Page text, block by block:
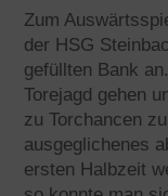
Zum
der HSG
gefüllten Bank
Torejagd gehen
zu Torchancen
ausgeglichenes
ersten Halbzeit